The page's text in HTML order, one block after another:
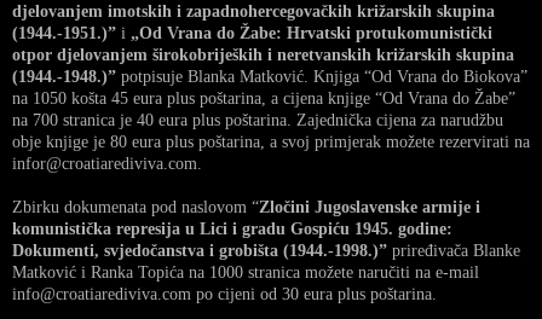
djelovanjem imotskih i zapadnohercegovačkih križarskih skupina
(1944.-1951.)” i „Od Vrana do Žabe: Hrvatski protukomunistički
otpor djelovanjem širokobrijeških i neretvanskih križarskih skupina
(1944.-1948.)” potpisuje Blanka Matković. Knjiga “Od Vrana do Biokova”
na 1050 košta 45 eura plus poštarina, a cijena knjige “Od Vrana do Žabe”
na 700 stranica je 40 eura plus poštarina. Zajednička cijena za narudžbu
obje knjige je 80 eura plus poštarina, a svoj primjerak možete rezervirati na
infor@croatiarediviva.com.
Zbirku dokumenata pod naslovom “Zločini Jugoslavenske armije i
komunistička represija u Lici i gradu Gospiću 1945. godine:
Dokumenti, svjedočanstva i grobišta (1944.-1998.)” priređivača Blanke
Matković i Ranka Topića na 1000 stranica možete naručiti na e-mail
info@croatiarediviva.com po cijeni od 30 eura plus poštarina.